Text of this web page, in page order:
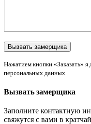
Нажатием кнопки «Заказать» я
персональных данных
Вызвать замерщика
Заполните контактную
свяжутся с вами в